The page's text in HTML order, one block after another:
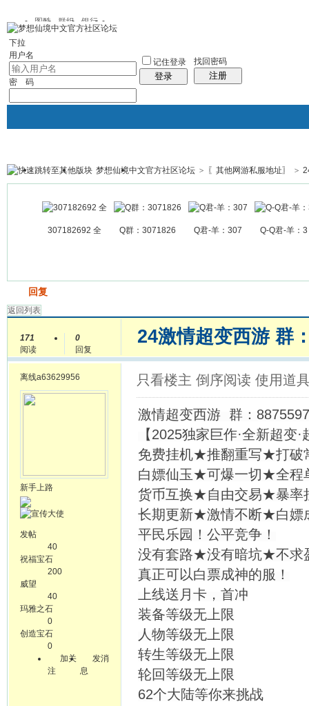
图酷 群组 银行
下拉
用户名
密 码
记住登录
登录
找回密码
注册
银行 群组聚合 我的空间
帖子
梦想仙境中文官方社区论坛 > 〖其他网游私服地址〗 >
307182692 全 Q群：3071826 Q君-羊：307 Q-Q君-羊：3
回复
返回列表
171
阅读
0
回复
24激情超变西游 群
离线a63629956
新手上路
发帖
40
祝福宝石
200
威望
40
玛雅之石
0
创造宝石
0
加关
注
发消
息
只看楼主 倒序阅读 使用道
激情超变西游 群：
【2025独家巨作·全新超变
免费挂机★推翻重写★打
白嫖仙玉★可爆一切★全
货币互换★自由交易★暴
长期更新★激情不断★白
平民乐园！公平竞争！
没有套路★没有暗坑★不
真正可以白票成神的服！
上线送月卡，首冲
装备等级无上限
人物等级无上限
转生等级无上限
轮回等级无上限
62个大陆等你来挑战